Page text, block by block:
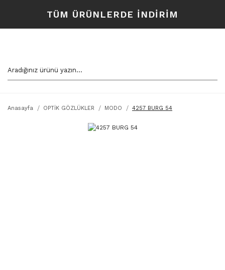
TÜM ÜRÜNLERDE İNDİRİM
Anasayfa OPTİK GÖZLÜKLER MODO 4257 BURG 54